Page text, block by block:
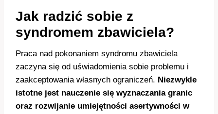
Jak radzić sobie z
syndromem zbawiciela?
Praca nad pokonaniem syndromu zbawiciela
zaczyna się od uświadomienia sobie problemu i
zaakceptowania własnych ograniczeń. Niezwykle
istotne jest nauczenie się wyznaczania granic
oraz rozwijanie umiejętności asertywności w